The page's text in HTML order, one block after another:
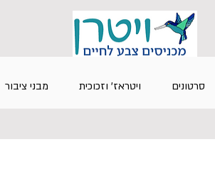
סרטונים ויטראז' וזכוכית מבני ציבור